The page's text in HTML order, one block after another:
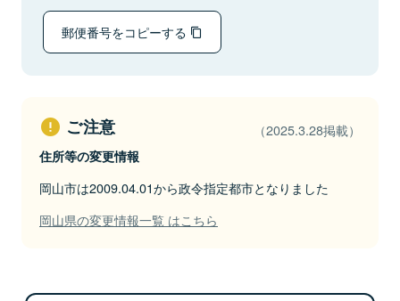
郵便番号をコピーする
ご注意 （2025.3.28掲載）
住所等の変更情報
岡山市は2009.04.01から政令指定都市となりました
岡山県の変更情報一覧 はこちら